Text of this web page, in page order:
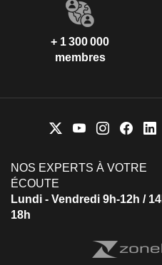
+ 1 300 000
membres
NOS EXPERTS À VOTRE
ÉCOUTE
Lundi - Vendredi 9h-12h /
18h